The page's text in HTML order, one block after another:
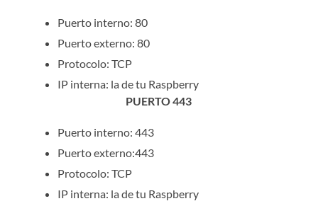
Puerto interno: 80
Puerto externo: 80
Protocolo: TCP
IP interna: la de tu Raspberry
PUERTO 443
Puerto interno: 443
Puerto externo:443
Protocolo: TCP
IP interna: la de tu Raspberry